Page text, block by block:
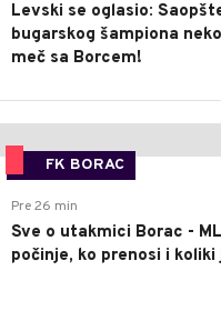
Levski se oglasio:
bugarskog šampiona
meč sa Borcem!
FK BORAC
Pre 26 min
Sve o utakmici Borac -
počinje, ko prenosi i koliki